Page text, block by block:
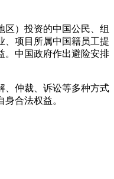
）投资的中国公民、组
、项目所属中国籍员工提
。中国政府作出避险安排
仲裁、诉讼等多种方式
合法权益。